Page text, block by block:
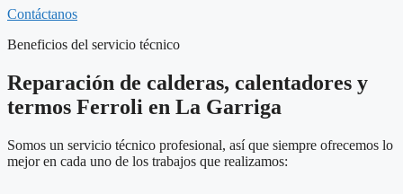
Contáctanos
Beneficios del servicio técnico
Reparación de calderas, calentadores y
termos Ferroli en La Garriga
Somos un servicio técnico profesional, así que siempre ofrecemos lo
mejor en cada uno de los trabajos que realizamos: